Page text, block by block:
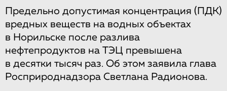
Предельно допустимая концентрация (ПДК)
вредных веществ на водных объектах
в Норильске после разлива
нефтепродуктов на ТЭЦ превышена
в десятки тысяч раз. Об этом заявила глава
Росприроднадзора Светлана Радионова.